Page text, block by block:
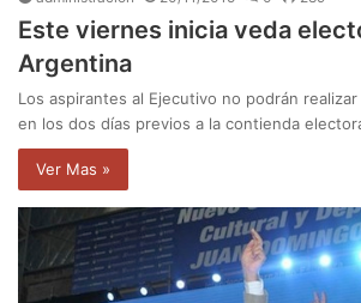
Este viernes inicia veda
Argentina
Los aspirantes al Ejecutivo no podrán
en los dos días previos a la contienda
Ver Mas »